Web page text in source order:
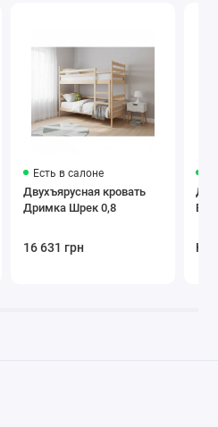
Есть в салоне
Двухъярусная кровать
Дримка Шрек 0,8
16 631 грн